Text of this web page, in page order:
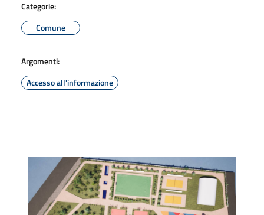
Categorie:
Comune
Argomenti:
Accesso all'informazione